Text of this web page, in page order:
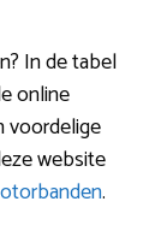
In de tabel
online
voordelige
website
.